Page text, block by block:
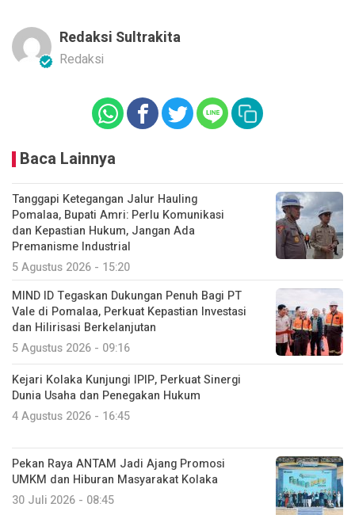
Redaksi Sultrakita
Redaksi
Baca Lainnya
Tanggapi Ketegangan Jalur Hauling
Pomalaa, Bupati Amri: Perlu Komunikasi
dan Kepastian Hukum, Jangan Ada
Premanisme Industrial
5 Agustus 2026 - 15:20
MIND ID Tegaskan Dukungan Penuh Bagi PT
Vale di Pomalaa, Perkuat Kepastian Investasi
dan Hilirisasi Berkelanjutan
5 Agustus 2026 - 09:16
Kejari Kolaka Kunjungi IPIP, Perkuat Sinergi
Dunia Usaha dan Penegakan Hukum
4 Agustus 2026 - 16:45
Pekan Raya ANTAM Jadi Ajang Promosi
UMKM dan Hiburan Masyarakat Kolaka
30 Juli 2026 - 08:45